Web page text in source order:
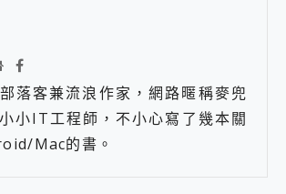
落客兼流浪作家，網路暱稱麥兜
小IT工程師，不小心寫了幾本關
Mac的書。